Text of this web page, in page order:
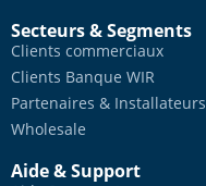
Secteurs & Segments
Clients commerciaux
Clients Banque WIR
Partenaires & Installateurs
Wholesale
Aide & Support